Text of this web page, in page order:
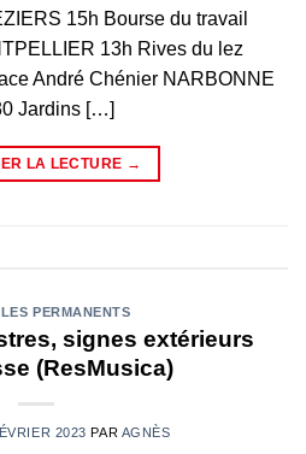
15h Bourse du travail
13h Rives du lez
André Chénier NARBONNE
Jardins […]
LA LECTURE →
PERMANENTS
signes extérieurs
(ResMusica)
2023 PAR AGNÈS